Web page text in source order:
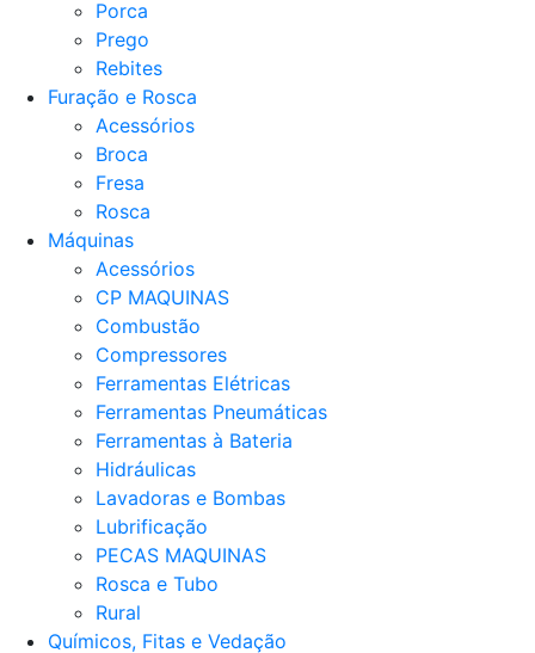
Porca
Prego
Rebites
Furação e Rosca
Acessórios
Broca
Fresa
Rosca
Máquinas
Acessórios
CP MAQUINAS
Combustão
Compressores
Ferramentas Elétricas
Ferramentas Pneumáticas
Ferramentas à Bateria
Hidráulicas
Lavadoras e Bombas
Lubrificação
PECAS MAQUINAS
Rosca e Tubo
Rural
Químicos, Fitas e Vedação